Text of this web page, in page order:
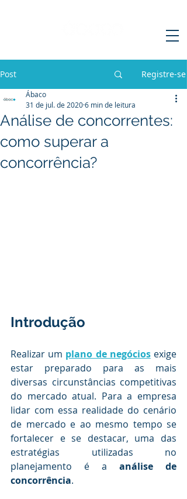
Post Registre-se
Análise de concorrentes:
como superar a
concorrência?
Ábaco
31 de jul. de 20206 min de leitura
Introdução
Realizar um plano de negócios exige
estar preparado para as mais
diversas circunstâncias competitivas
do mercado atual. Para a empresa
lidar com essa realidade do cenário
de mercado e ao mesmo tempo se
fortalecer e se destacar, uma das
estratégias utilizadas no
planejamento é a análise de
concorrência.